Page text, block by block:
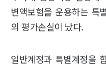
변액보험을 운용하는 특
의 평가손실이 났다.
일반계정과 특별계정을